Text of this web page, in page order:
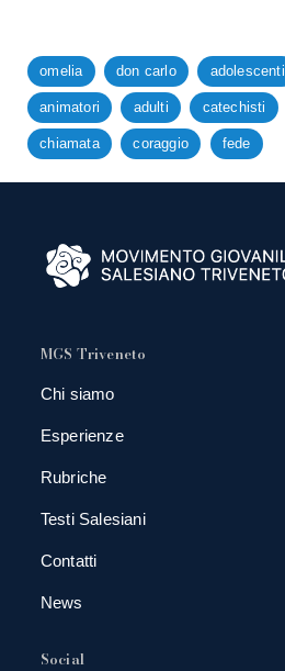
omelia don carlo adolescenti
animatori adulti catechisti
chiamata coraggio fede
MGS Triveneto
Chi siamo
Esperienze
Rubriche
Testi Salesiani
Contatti
News
Social